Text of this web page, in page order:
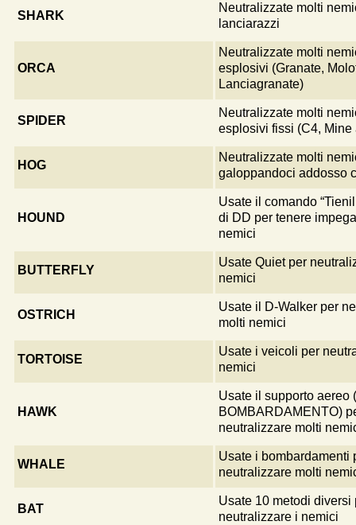
SHARK
Neutralizzate molti
lanciarazzi
ORCA
Neutralizzate molti
esplosivi (Granate,
Lanciagranate)
SPIDER
Neutralizzate molti
esplosivi fissi (C4, Mine
HOG
Neutralizzate molti
galoppandoci addosso
HOUND
Usate il comando
di DD per tenere
nemici
BUTTERFLY
Usate Quiet per
nemici
OSTRICH
Usate il D-Walker per
molti nemici
TORTOISE
Usate i veicoli per
nemici
HAWK
Usate il supporto aereo
BOMBARDAMENTO)
neutralizzare molti
WHALE
Usate i bombardamenti
neutralizzare molti
BAT
Usate 10 metodi diversi
neutralizzare i nemici